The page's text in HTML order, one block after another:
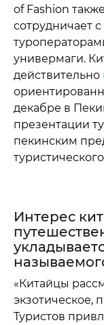
of Fashion
сотрудничает
универмаги.
действительно
декабре в
презентации
пекинским
Интерес
«Китайцы
экзотическое,
Туристов